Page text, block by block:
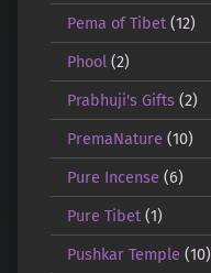
Pema of Tibet(12)
Phool(2)
Prabhuji's Gifts(2)
PremaNature (10)
Pure Incense (6)
Pure Tibet(1)
Pushkar Temple (10)